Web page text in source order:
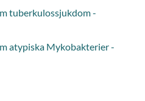
tuberkulossjukdom -
atypiska Mykobakterier -